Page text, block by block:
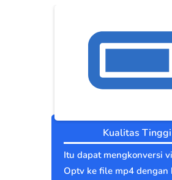
Kualitas Tinggi
Itu dapat mengkonversi
Optv ke file mp4 dengan